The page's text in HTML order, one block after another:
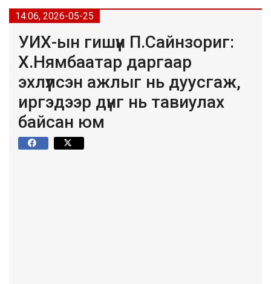
14:06, 2026-05-25
УИХ-ын гишүүн П.Сайнзориг:
Х.Нямбаатар даргаар
эхлүүлсэн ажлыг нь дуусгаж,
иргэдээр дүнг нь тавиулах
байсан юм